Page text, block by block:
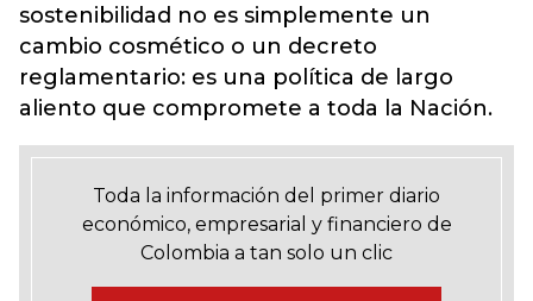
sostenibilidad no es simplemente un
cambio cosmético o un decreto
reglamentario: es una política de largo
aliento que compromete a toda la Nación.
Toda la información del primer diario
económico, empresarial y financiero de
Colombia a tan solo un clic